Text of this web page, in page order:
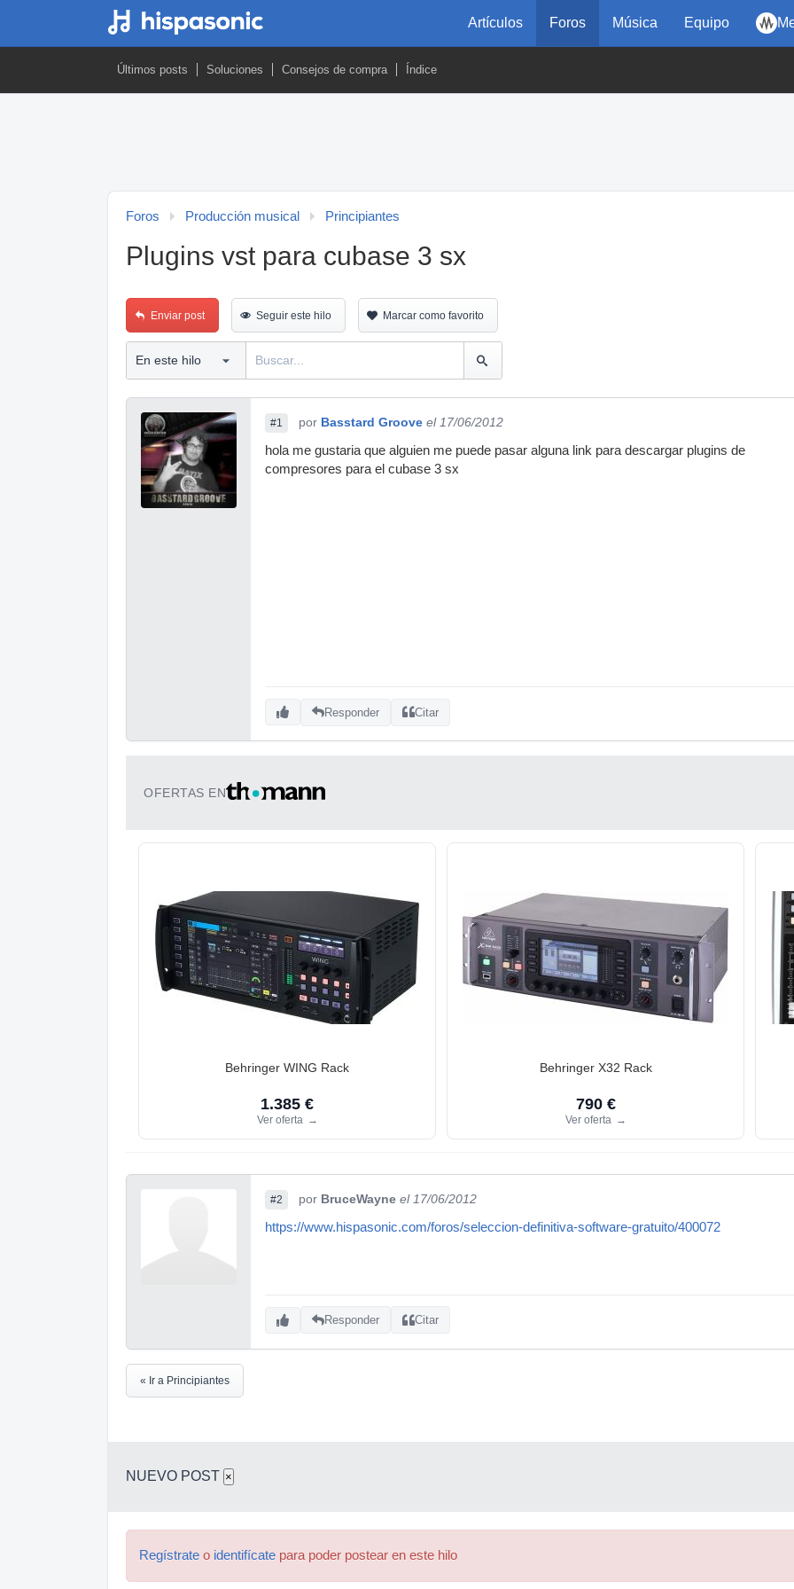
Artículos Foros Música Equipo
Últimos posts Soluciones Consejos de compra Índice
Foros Producción musical Principiantes
Plugins vst para cubase 3 sx
Enviar post Seguir este hilo Marcar como favorito
#1 por Basstard Groove el 17/06/2012
hola me gustaria que alguien me puede pasar alguna link para descargar plugins de
compresores para el cubase 3 sx
Responder Citar
OFERTAS EN
Behringer WING Rack
1.385 €
Ver oferta →
Behringer X32 Rack
790 €
Ver oferta →
#2 por BruceWayne el 17/06/2012
https://www.hispasonic.com/foros/seleccion-definitiva-software-gratuito/400072
Responder Citar
« Ir a Principiantes
NUEVO POST ×
Regístrate o identifícate para poder postear en este hilo